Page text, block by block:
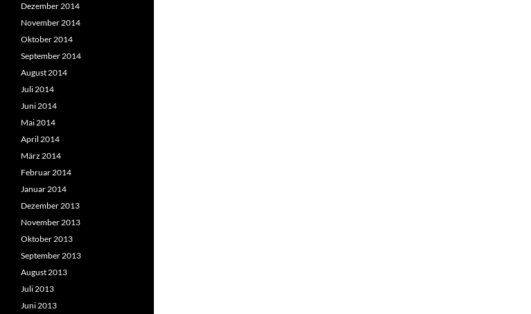
Dezember 2014
November 2014
Oktober 2014
September 2014
August 2014
Juli 2014
Juni 2014
Mai 2014
April 2014
März 2014
Februar 2014
Januar 2014
Dezember 2013
November 2013
Oktober 2013
September 2013
August 2013
Juli 2013
Juni 2013